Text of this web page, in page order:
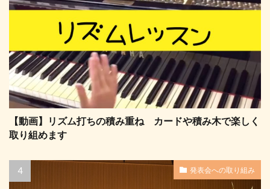
【動画】リズム打ちの積み重ね カードや積み木で楽しく
取り組めます
発表会への取り組み